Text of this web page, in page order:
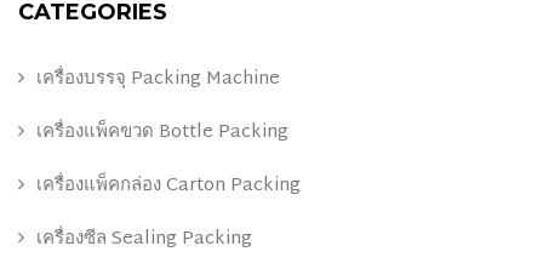
CATEGORIES
เครื่องบรรจุ Packing Machine
เครื่องแพ็คขวด Bottle Packing
เครื่องแพ็คกล่อง Carton Packing
เครื่องซีล Sealing Packing